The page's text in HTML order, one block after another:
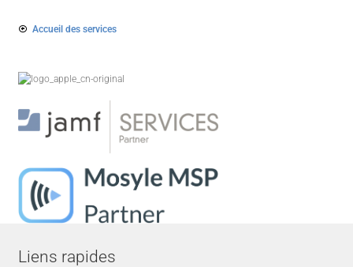
Accueil des services
Liens rapides